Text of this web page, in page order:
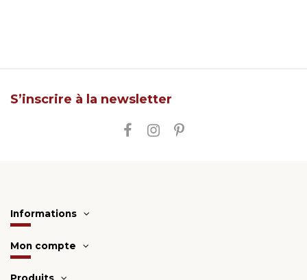
S’inscrire à la newsletter
Informations
Mon compte